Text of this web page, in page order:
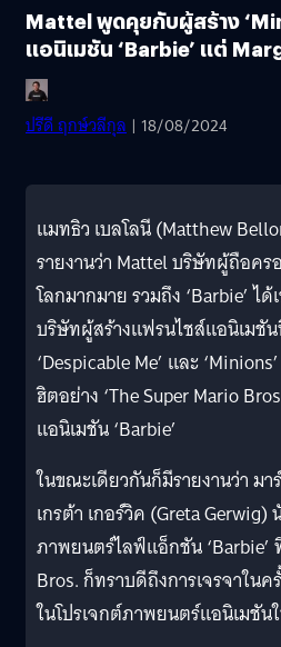
Mattel พูดคุยกับผู้สร้าง
แอนิเมชัน ‘Barbie’ แต่
ปรีดี ฤกษ์วลีกุล | 18/08/2024
แมทธิว เบลโลนี (Matthew
รายงานว่า Mattel บริษัทผู้ถือค
โลกมากมาย รวมถึง ‘Barbie’
บริษัทผู้สร้างแฟรนไชส์แอนิเมชั
‘Despicable Me’ และ
ฮิตอย่าง ‘The Super Mario
แอนิเมชัน ‘Barbie’
ในขณะเดียวกันก็มีรายงานว่า ม
เกรต้า เกอร์วิค (Greta
ภาพยนตร์ไลฟ์แอ็กชัน ‘Barbie’
Bros. ก็ทราบดีถึงการเจรจาใน
ในโปรเจกต์ภาพยนตร์แอนิเมชั